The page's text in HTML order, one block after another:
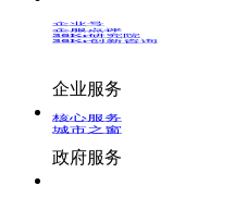
企业号
企服点评
36Kr研究院
36Kr创新咨询
企业服务
核心服务
城市之窗
政府服务